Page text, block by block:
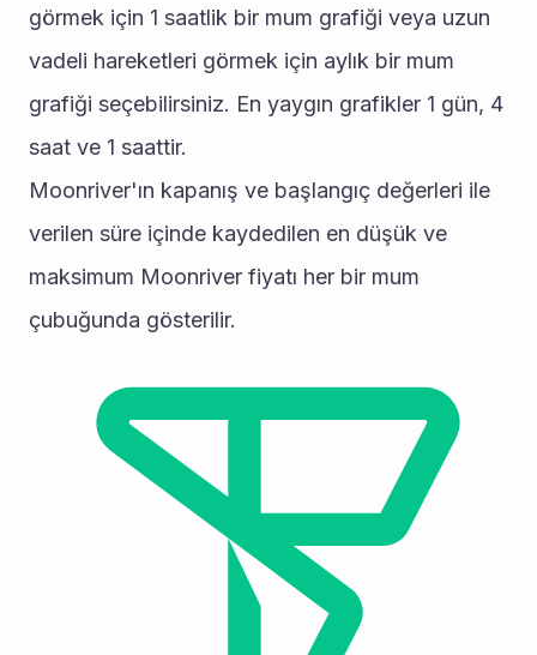
görmek için 1 saatlik bir mum grafiği veya uzun
vadeli hareketleri görmek için aylık bir mum
grafiği seçebilirsiniz. En yaygın grafikler 1 gün, 4
saat ve 1 saattir.
Moonriver'ın kapanış ve başlangıç değerleri ile
verilen süre içinde kaydedilen en düşük ve
maksimum Moonriver fiyatı her bir mum
çubuğunda gösterilir.